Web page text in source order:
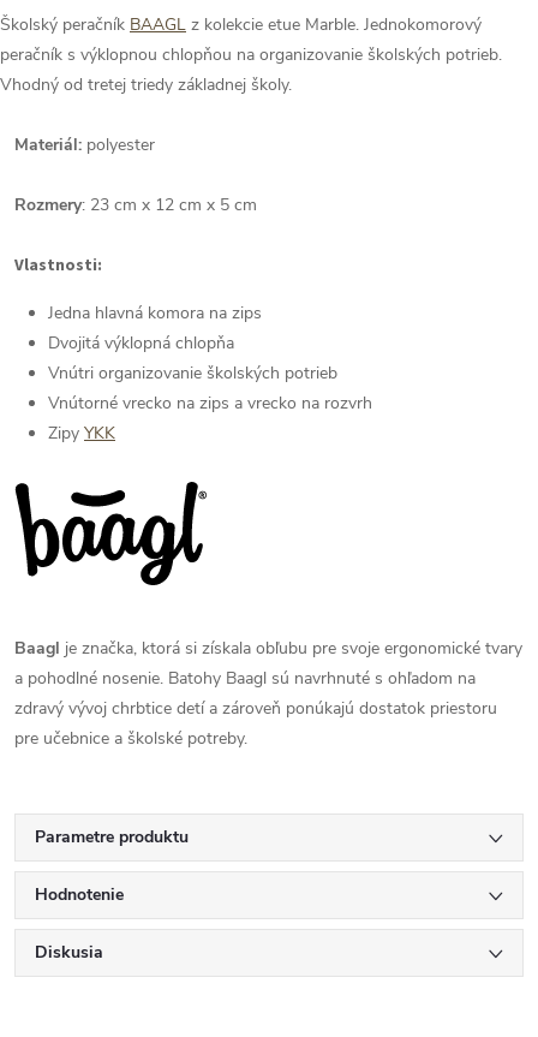
Školský peračník BAAGL z kolekcie etue Marble. Jednokomorový
peračník s výklopnou chlopňou na organizovanie školských potrieb.
Vhodný od tretej triedy základnej školy.
Materiál: polyester
Rozmery: 23 cm x 12 cm x 5 cm
Vlastnosti:
Jedna hlavná komora na zips
Dvojitá výklopná chlopňa
Vnútri organizovanie školských potrieb
Vnútorné vrecko na zips a vrecko na rozvrh
Zipy YKK
Baagl je značka, ktorá si získala obľubu pre svoje ergonomické tvary
a pohodlné nosenie. Batohy Baagl sú navrhnuté s ohľadom na
zdravý vývoj chrbtice detí a zároveň ponúkajú dostatok priestoru
pre učebnice a školské potreby.
Parametre produktu
Hodnotenie
Diskusia